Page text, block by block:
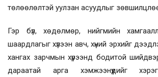
төлөөлөлтэй уулзан асуудлыг
Гэр бүл, хөдөлмөр, нийгмийн
шаардлагыг хүлээн авч, хүний эрхийг
хангах зарчмын хүрээнд бодитой
дараатай арга хэмжээнүүдийг